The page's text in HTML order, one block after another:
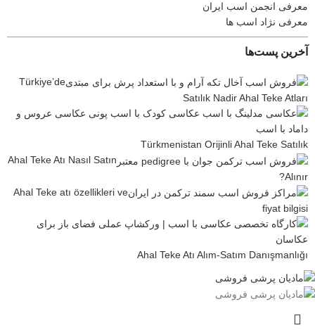
معرفی انجمن اسب ایران
معرفی نژاد اسب ها
آخرین پست‌ها
Türkiye’de
Satılık Nadir Ahal Teke Atları
Türkmenistan Orijinli Ahal Teke Satılık
Ahal Teke Atı Nasıl Satın
Alınır?
Ahal Teke atı özellikleri ve
fiyat bilgisi
Ahal Teke Atı Alım-Satım Danışmanlığı